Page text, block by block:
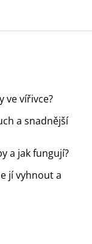
ve vířivce?
a snadnější
a jak fungují?
jí vyhnout a